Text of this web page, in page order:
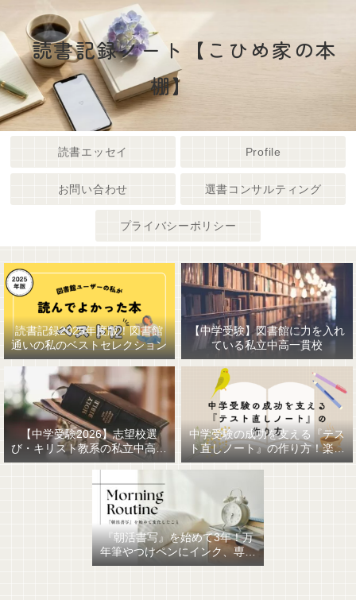
読書記録ノート【こひめ家の本
棚】
読書エッセイ Profile
お問い合わせ 選書コンサルティング
プライバシーポリシー
読書記録2025年度版！図書館
通いの私のベストセレクション
【中学受験】図書館に力を入れ
ている私立中高一貫校
【中学受験2026】志望校選
び・キリスト教系の私立中高一
貫女子校を調べてみました
中学受験の成功を支える『テス
ト直しノート』の作り方！楽に
作るための最強おすすめ文房具
『朝活書写』を始めて3年！万
年筆やつけペンにインク、専用
ノート、毎日が充実していま